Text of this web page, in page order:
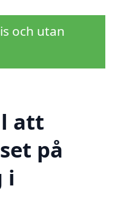
och utan
att
på
i